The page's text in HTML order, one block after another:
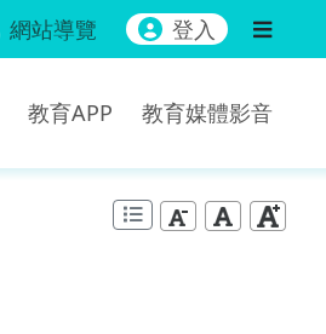
網站導覽 登入
教育APP 教育媒體影音